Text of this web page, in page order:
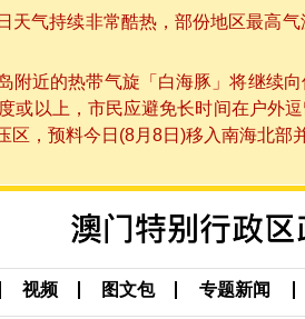
天气持续非常酷热，部份地区最高
附近的热带气旋「白海豚」将继续
或以上，市民应避免长时间在户外
区，预料今日(8月8日)移入南海北
视频 图文包 专题新闻